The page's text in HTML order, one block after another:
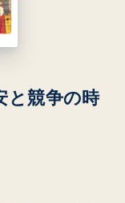
と競争の時